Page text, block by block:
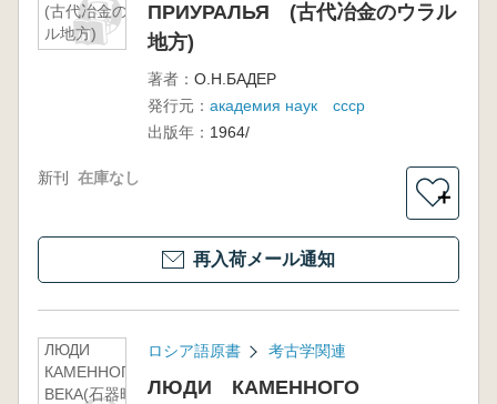
(古代冶金のウラ
ル地方)
ПРИУРАЛЬЯ (古代冶金のウラル
地方)
著者： О.Н.БАДЕР
発行元： академия наук ссср
出版年： 1964/
新刊 在庫なし
＋
再入荷メール通知
ЛЮДИ
КАМЕННОГО
ВЕКА(石器時代
ロシア語原書 考古学関連
ЛЮДИ КАМЕННОГО